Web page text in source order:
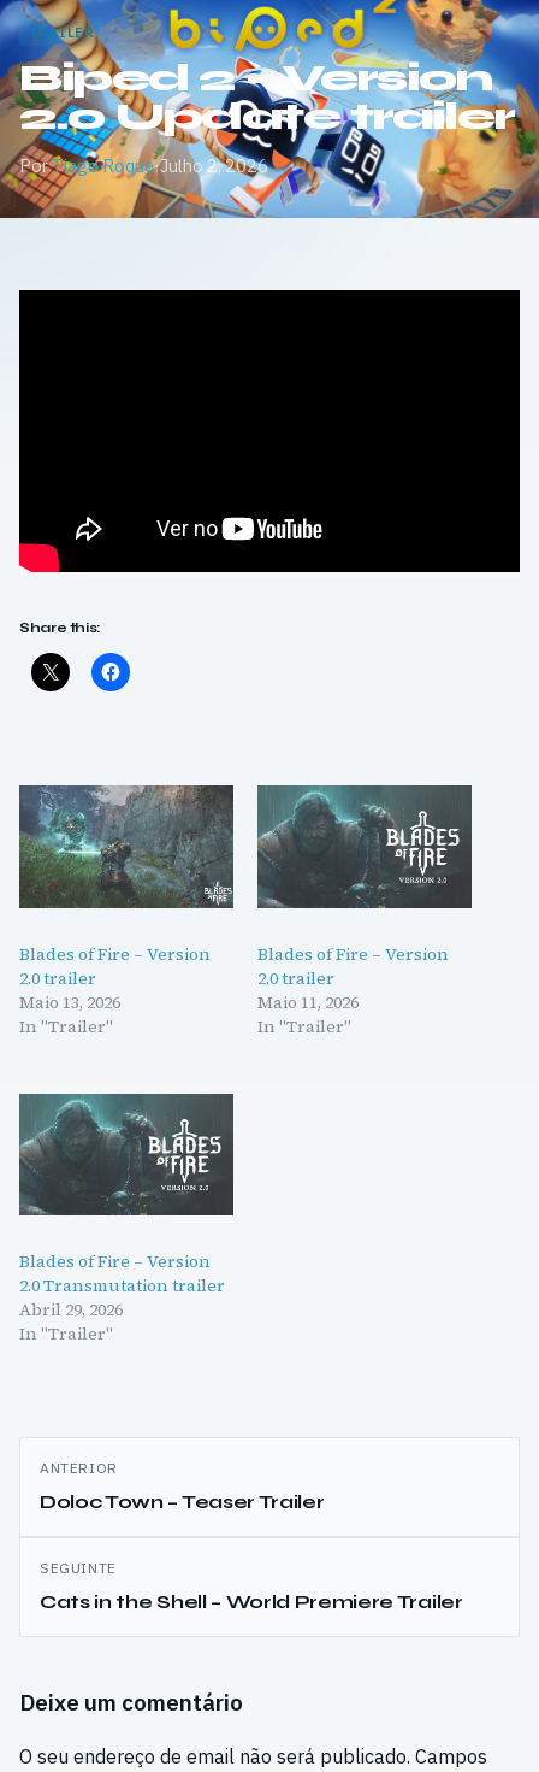
TRAILER
Biped 2 – Version
2.0 Update trailer
PorTiago Roque·Julho 2, 2026
Share this:
Blades of Fire – Version
2.0 trailer
Maio 13, 2026
In "Trailer"
Blades of Fire – Version
2.0 trailer
Maio 11, 2026
In "Trailer"
Blades of Fire – Version
2.0 Transmutation trailer
Abril 29, 2026
In "Trailer"
Navegação
de
artigos
ANTERIOR
Doloc Town – Teaser Trailer
SEGUINTE
Cats in the Shell – World Premiere Trailer
Deixe um comentário
O seu endereço de email não será publicado. Campos